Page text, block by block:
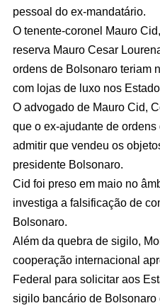
pessoal do ex-mandatário.
O tenente-coronel Mauro
reserva Mauro Cesar
ordens de Bolsonaro teriam
com lojas de luxo nos
O advogado de Mauro Cid,
que o ex-ajudante de
admitir que vendeu os
presidente Bolsonaro.
Cid foi preso em maio no
investiga a falsificação de
Bolsonaro.
Além da quebra de sigilo,
cooperação internacional
Federal para solicitar aos
sigilo bancário de Bolsonaro